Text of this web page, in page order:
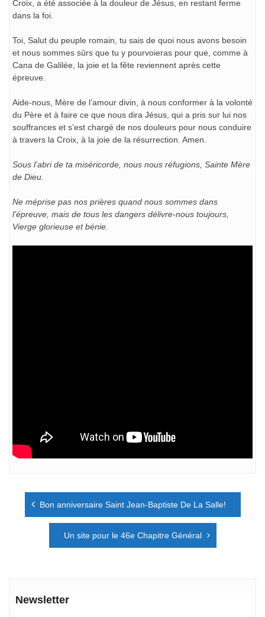
Croix, a été associée à la douleur de Jésus, en restant ferme
dans la foi.
Toi, Salut du peuple romain, tu sais de quoi nous avons besoin
et nous sommes sûrs que tu y pourvoieras pour que, comme à
Cana de Galilée, la joie et la fête reviennent après cette
épreuve.
Aide-nous, Mère de l’amour divin, à nous conformer à la volonté
du Père et à faire ce que nous dira Jésus, qui a pris sur lui nos
souffrances et s’est chargé de nos douleurs pour nous conduire
à travers la Croix, à la joie de la résurrection. Amen.
Sous l’abri de ta miséricorde, nous nous réfugions, Sainte Mère
de Dieu.
Ne méprise pas nos prières quand nous sommes dans
l’épreuve, mais de tous les dangers délivre-nous toujours,
Vierge glorieuse et bénie.
Navigation
Bon anniversaire Saint Jean-Baptiste De La Salle!
Un site pour le 46e Chapitre Général
Newsletter